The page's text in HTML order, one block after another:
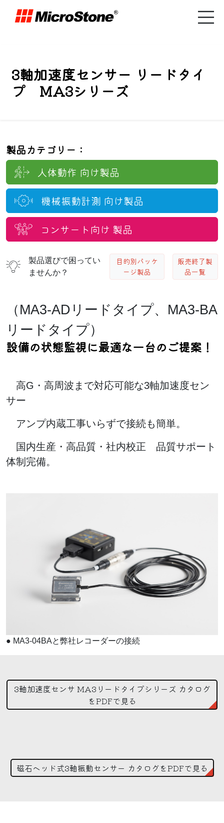
3軸加速度センサー リードタイ
プ MA3シリーズ
製品カテゴリー：
人体動作 向け製品
機械振動計測 向け製品
コンサート向け 製品
製品選びで困ってい
ませんか？
目的別パッケ
ージ製品
販売終了製
品一覧
（MA3-ADリードタイプ、MA3-BA
リードタイプ）
設備の状態監視に最適な一台のご提案！
高G・高周波まで対応可能な3軸加速度セン
サー
アンプ内蔵工事いらずで接続も簡単。
国内生産・高品質・社内校正 品質サポート
体制完備。
● MA3-04BAと弊社レコーダーの接続
3軸加速度センサ MA3リードタイプシリーズ カタログ
をPDFで見る
磁石ヘッド式3軸振動センサー カタログをPDFで見る